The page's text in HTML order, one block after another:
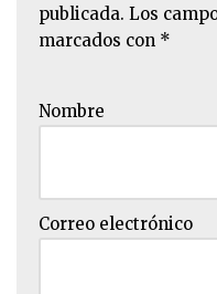
publicada. Los
marcados con *
Nombre
Correo electrónico